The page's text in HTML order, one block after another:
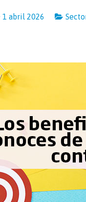
1 abril 2026